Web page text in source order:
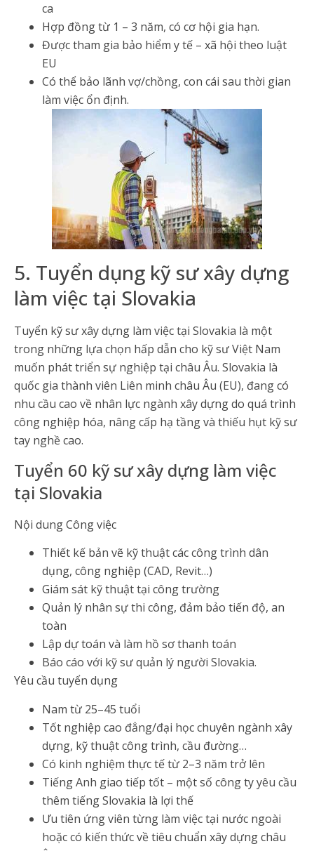
ca
Hợp đồng từ 1 – 3 năm, có cơ hội gia hạn.
Được tham gia bảo hiểm y tế – xã hội theo luật
EU
Có thể bảo lãnh vợ/chồng, con cái sau thời gian
làm việc ổn định.
5. Tuyển dụng kỹ sư xây dựng
làm việc tại Slovakia
Tuyển kỹ sư xây dựng làm việc tại Slovakia là một
trong những lựa chọn hấp dẫn cho kỹ sư Việt Nam
muốn phát triển sự nghiệp tại châu Âu. Slovakia là
quốc gia thành viên Liên minh châu Âu (EU), đang có
nhu cầu cao về nhân lực ngành xây dựng do quá trình
công nghiệp hóa, nâng cấp hạ tầng và thiếu hụt kỹ sư
tay nghề cao.
Tuyển 60 kỹ sư xây dựng làm việc
tại Slovakia
Nội dung Công việc
Thiết kế bản vẽ kỹ thuật các công trình dân
dụng, công nghiệp (CAD, Revit…)
Giám sát kỹ thuật tại công trường
Quản lý nhân sự thi công, đảm bảo tiến độ, an
toàn
Lập dự toán và làm hồ sơ thanh toán
Báo cáo với kỹ sư quản lý người Slovakia.
Yêu cầu tuyển dụng
Nam từ 25–45 tuổi
Tốt nghiệp cao đẳng/đại học chuyên ngành xây
dựng, kỹ thuật công trình, cầu đường…
Có kinh nghiệm thực tế từ 2–3 năm trở lên
Tiếng Anh giao tiếp tốt – một số công ty yêu cầu
thêm tiếng Slovakia là lợi thế
Ưu tiên ứng viên từng làm việc tại nước ngoài
hoặc có kiến thức về tiêu chuẩn xây dựng châu